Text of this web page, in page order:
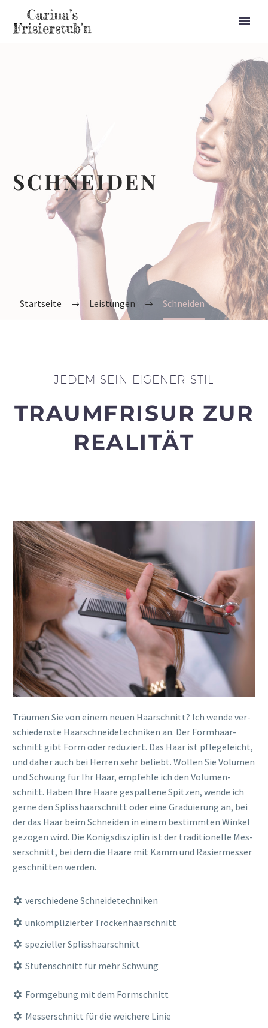
SCHNEIDEN
Leistungen Schneiden
JEDEM SEIN EIGENER STIL
TRAUMFRISUR ZUR
REALITÄT
Träu­men Sie von einem neu­en Haar­schnitt? Ich wen­de ver­
schie­dens­te Haar­schnei­de­tech­ni­ken an. Der Form­haar­
schnitt gibt Form oder redu­ziert. Das Haar ist pfle­ge­leicht,
und daher auch bei Her­ren sehr beliebt. Wol­len Sie Volu­men
und Schwung für Ihr Haar, emp­feh­le ich den Volu­men­
schnitt. Haben Ihre Haa­re gespal­te­ne Spit­zen, wen­de ich
ger­ne den Splisshaar­schnitt oder eine Gra­du­ie­rung an, bei
der das Haar beim Schnei­den in einem bestimm­ten Win­kel
gezo­gen wird. Die Königs­dis­zi­plin ist der tra­di­tio­nel­le Mes­
ser­schnitt, bei dem die Haa­re mit Kamm und Rasier­mes­ser
geschnit­ten werden.
ver­schie­de­ne Schneidetechniken
unkom­pli­zier­ter Trockenhaarschnitt
spe­zi­el­ler Splisshaarschnitt
Stu­fen­schnitt für mehr Schwung
Form­ge­bung mit dem Formschnitt
Mes­ser­schnitt für die wei­che­re Linie